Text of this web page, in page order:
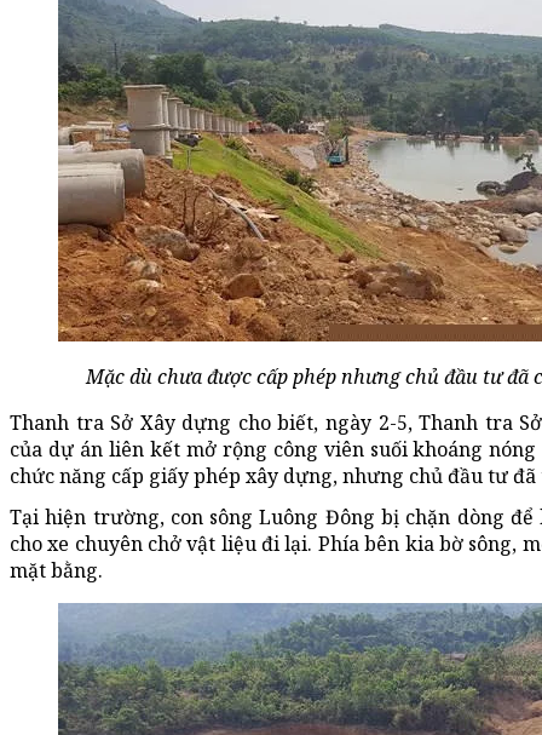
Mặc dù chưa được cấp phép nhưng chủ đầu tư
Thanh tra Sở Xây dựng cho biết, ngày 2-5, Thanh tra
của dự án liên kết mở rộng công viên suối khoáng
chức năng cấp giấy phép xây dựng, nhưng chủ đầu tư
Tại hiện trường, con sông Luông Đông bị chặn dòng
cho xe chuyên chở vật liệu đi lại. Phía bên kia bờ sông,
mặt bằng.